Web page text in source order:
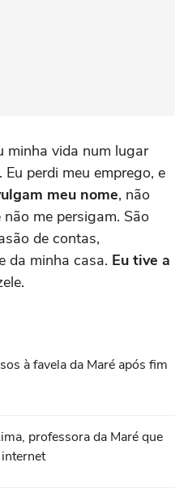
minha vida num lugar
perdi meu emprego, e
meu nome, não
me persigam. São
de contas,
da minha casa. Eu tive a
à favela da Maré após fim
professora da Maré que